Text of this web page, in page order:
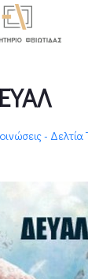
- Δελτία